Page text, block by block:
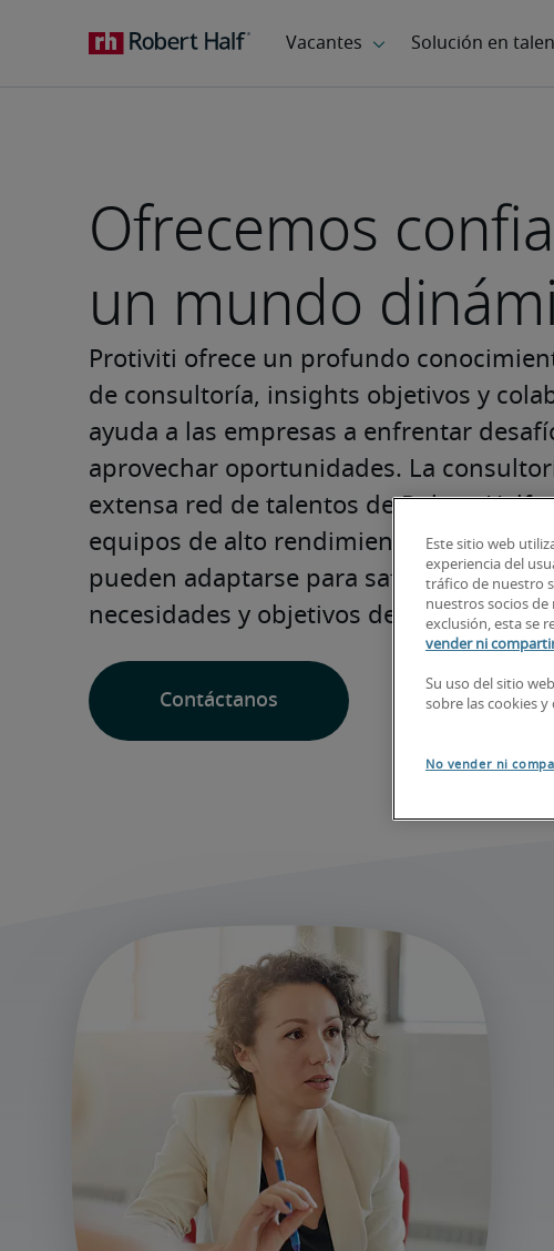
Ofrecemos
un mundo
Protiviti ofrece un profundo
de consultoría, insights objetivos y
ayuda a las empresas a enfrentar
aprovechar oportunidades. La
extensa red de talentos de Robert Half
equipos de alto rendimiento y
pueden adaptarse para satisfacer todas
necesidades y objetivos de negocios.
Contáctanos
Este sitio web
experiencia del
tráfico de nuestro
nuestros socios de
exclusión, esta se
vender ni
Su uso del sitio
sobre las cookies
No vender ni